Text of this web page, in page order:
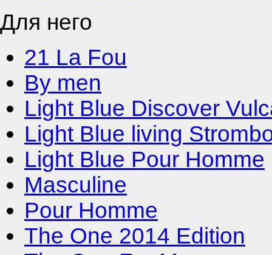
Для него
21 La Fou
By men
Light Blue Discover
Light Blue living
Light Blue Pour Homme
Masculine
Pour Homme
The One 2014 Edition